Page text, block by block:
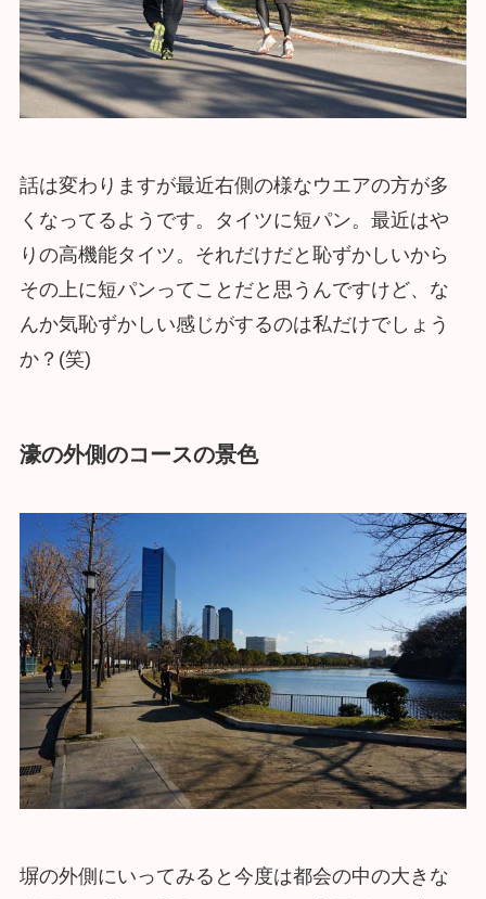
話は変わりますが最近右側の様なウエアの方が多
くなってるようです。タイツに短パン。最近はや
りの高機能タイツ。それだけだと恥ずかしいから
その上に短パンってことだと思うんですけど、な
んか気恥ずかしい感じがするのは私だけでしょう
か？(笑)
濠の外側のコースの景色
塀の外側にいってみると今度は都会の中の大きな